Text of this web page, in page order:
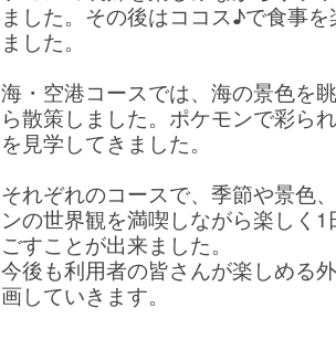
ました。その後はココス♪で食事
ました。
海・空港コースでは、海の景色を
ら散策しました。ポケモンで彩ら
を見学してきました。
それぞれのコースで、季節や景色
ンの世界観を満喫しながら楽しく1
ごすことが出来ました。
今後も利用者の皆さんが楽しめる
画していきます。